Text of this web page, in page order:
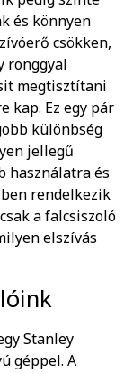
és könnyen
csökken,
ronggyal
megtisztítani
kap. Ez egy pár
különbség
jellegű
használatra és
rendelkezik
a falcsiszoló
elszívás
Stanley
géppel. A